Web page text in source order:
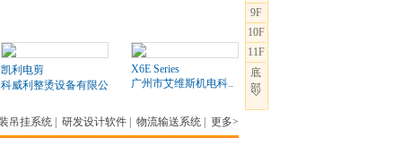
凯利电剪
科威利整烫设备有限公司
X6E Series
广州市艾维斯机电科..
吊挂系统 研发设计软件 物流输送系统 更多>
9F
10F
11F
底
部